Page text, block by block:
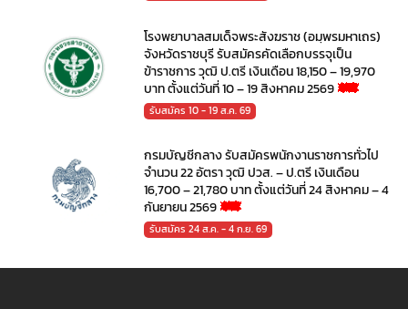
โรงพยาบาลสมเด็จพระสังฆราช (อมฺพรมหาเถร)
จังหวัดราชบุรี รับสมัครคัดเลือกบรรจุเป็น
ข้าราชการ วุฒิ ป.ตรี เงินเดือน 18,150 – 19,970
บาท ตั้งแต่วันที่ 10 – 19 สิงหาคม 2569
รับสมัคร 10 - 19 ส.ค. 69
กรมบัญชีกลาง รับสมัครพนักงานราชการทั่วไป
จำนวน 22 อัตรา วุฒิ ปวส. – ป.ตรี เงินเดือน
16,700 – 21,780 บาท ตั้งแต่วันที่ 24 สิงหาคม – 4
กันยายน 2569
รับสมัคร 24 ส.ค. - 4 ก.ย. 69